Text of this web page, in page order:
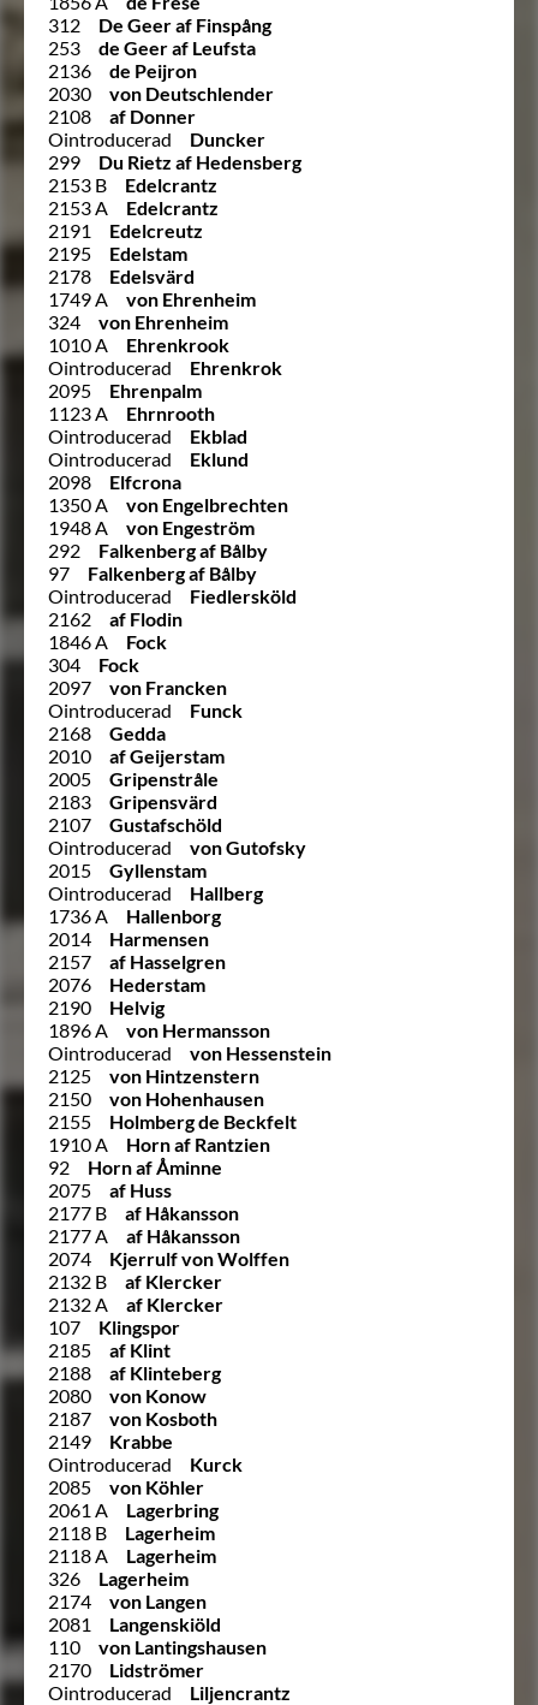
312
De Geer af Finspång
253
de Geer af Leufsta
2136
de Peijron
2030
von Deutschlender
2108
af Donner
Ointroducerad
Duncker
299
Du Rietz af Hedensberg
2153 B
Edelcrantz
2153 A
Edelcrantz
2191
Edelcreutz
2195
Edelstam
2178
Edelsvärd
1749 A
von Ehrenheim
324
von Ehrenheim
1010 A
Ehrenkrook
Ointroducerad
Ehrenkrok
2095
Ehrenpalm
1123 A
Ehrnrooth
Ointroducerad
Ekblad
Ointroducerad
Eklund
2098
Elfcrona
1350 A
von Engelbrechten
1948 A
von Engeström
292
Falkenberg af Bålby
97
Falkenberg af Bålby
Ointroducerad
Fiedlersköld
2162
af Flodin
1846 A
Fock
304
Fock
2097
von Francken
Ointroducerad
Funck
2168
Gedda
2010
af Geijerstam
2005
Gripenstråle
2183
Gripensvärd
2107
Gustafschöld
Ointroducerad
von Gutofsky
2015
Gyllenstam
Ointroducerad
Hallberg
1736 A
Hallenborg
2014
Harmensen
2157
af Hasselgren
2076
Hederstam
2190
Helvig
1896 A
von Hermansson
Ointroducerad
von Hessenstein
2125
von Hintzenstern
2150
von Hohenhausen
2155
Holmberg de Beckfelt
1910 A
Horn af Rantzien
92
Horn af Åminne
2075
af Huss
2177 B
af Håkansson
2177 A
af Håkansson
2074
Kjerrulf von Wolffen
2132 B
af Klercker
2132 A
af Klercker
107
Klingspor
2185
af Klint
2188
af Klinteberg
2080
von Konow
2187
von Kosboth
2149
Krabbe
Ointroducerad
Kurck
2085
von Köhler
2061 A
Lagerbring
2118 B
Lagerheim
2118 A
Lagerheim
326
Lagerheim
2174
von Langen
2081
Langenskiöld
110
von Lantingshausen
2170
Lidströmer
Ointroducerad
Liljencrantz